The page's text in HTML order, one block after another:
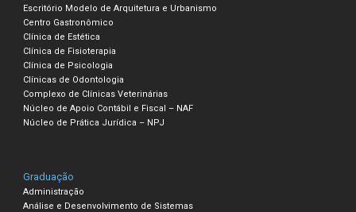
Escritório Modelo de Arquitetura e Urbanismo
Centro Gastronômico
Clínica de Estética
Clínica de Fisioterapia
Clínica de Psicologia
Clínicas de Odontologia
Complexo de Clínicas Veterinárias
Núcleo de Apoio Contábil e Fiscal – NAF
Núcleo de Prática Jurídica – NPJ
Graduação
Administração
Análise e Desenvolvimento de Sistemas